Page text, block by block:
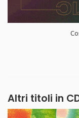
Altri titoli in